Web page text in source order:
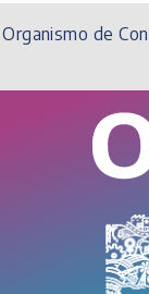
Organismo de